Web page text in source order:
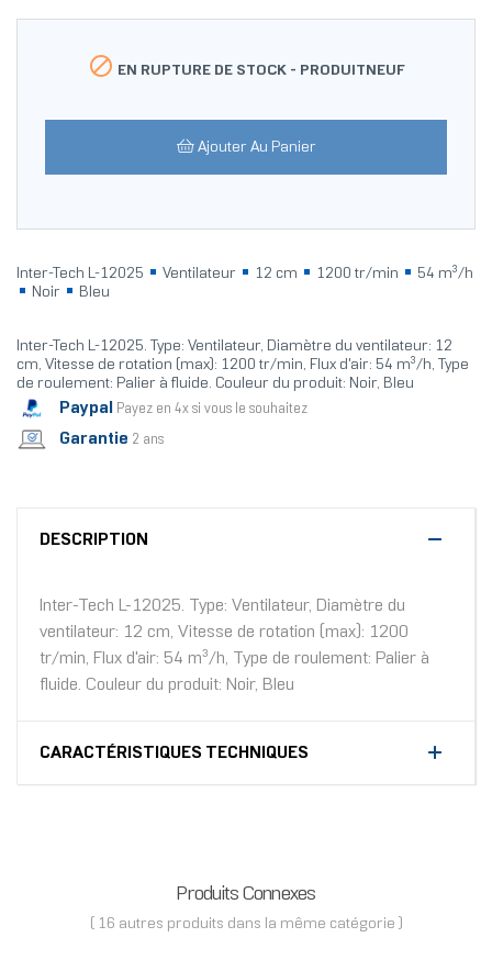
 EN RUPTURE DE STOCK - PRODUITNEUF
Ajouter Au Panier
Inter-Tech L-12025 Ventilateur 12 cm 1200 tr/min
54 m³/h
Noir
Bleu
Inter-Tech L-12025. Type: Ventilateur, Diamètre du ventilateur: 12
cm, Vitesse de rotation (max): 1200 tr/min, Flux d'air: 54 m³/h, Type
de roulement: Palier à fluide. Couleur du produit: Noir, Bleu
Paypal Payez en 4x si vous le souhaitez
Garantie 2 ans
DESCRIPTION
Inter-Tech L-12025. Type: Ventilateur, Diamètre du
ventilateur: 12 cm, Vitesse de rotation (max): 1200
tr/min, Flux d'air: 54 m³/h, Type de roulement: Palier à
fluide. Couleur du produit: Noir, Bleu
CARACTÉRISTIQUES TECHNIQUES
Produits Connexes
( 16 autres produits dans la même catégorie )